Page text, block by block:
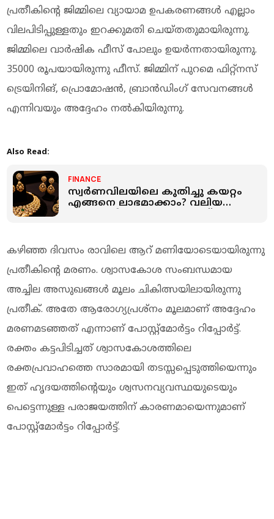
പ്രതീകിന്റെ ജിമ്മിലെ വ്യായാമ ഉപകരണങ്ങൾ എല്ലാം
വിലപിടിപ്പുള്ളതും ഇറക്കുമതി ചെയ്തതുമായിരുന്നു.
ജിമ്മിലെ വാർഷിക ഫീസ് പോലും ഉയർന്നതായിരുന്നു.
35000 രൂപയായിരുന്നു ഫീസ്. ജിമ്മിന് പുറമെ ഫിറ്റ്നസ്
ട്രെയിനിങ്, പ്രൊമോഷൻ, ബ്രാൻഡിംഗ് സേവനങ്ങൾ
എന്നിവയും അദ്ദേഹം നൽകിയിരുന്നു.
Also Read:
FINANCE
സ്വര്‍ണവിലയിലെ കുതിച്ചു കയറ്റം
എങ്ങനെ ലാഭമാക്കാം? വലിയ
കഴിഞ്ഞ ദിവസം രാവിലെ ആറ് മണിയോടെയായിരുന്നു
പ്രതീകിന്റെ മരണം. ശ്വാസകോശ സംബന്ധമായ
അച്ചില അസുഖങ്ങൾ മൂലം ചികിത്സയിലായിരുന്നു
പ്രതീക്. അതേ ആരോഗ്യപ്രശ്‌നം മൂലമാണ് അദ്ദേഹം
മരണമടഞ്ഞത് എന്നാണ് പോസ്റ്റ്‌മോർട്ടം റിപ്പോർട്ട്.
രക്തം കട്ടപിടിച്ചത് ശ്വാസകോശത്തിലെ
രക്തപ്രവാഹത്തെ സാരമായി തടസ്സപ്പെടുത്തിയെന്നും
ഇത് ഹൃദയത്തിന്റെയും ശ്വസനവ്യവസ്ഥയുടെയും
പെട്ടെന്നുള്ള പരാജയത്തിന് കാരണമായെന്നുമാണ്
പോസ്റ്റ്‌മോർട്ടം റിപ്പോർട്ട്.